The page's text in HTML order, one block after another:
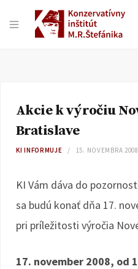
Akcie k výročiu
Bratislave
KI INFORMUJE 15. NOVEMBRA 2008
KI Vám dáva do
sa budú konať dňa 17.
pri príležitosti výročia
17. november 2008, od